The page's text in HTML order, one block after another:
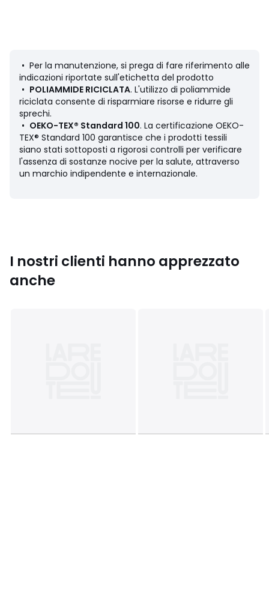
• 92% poliammide, 8% elastan
• Poliammide riciclato almeno al 50%
Scheda prodotto relativa alle qualità e caratteristiche
ambientali
• Origine della produzione (tessitura, tintura, sartoria): Cina
• Rilascia le microfibre di plastica nell'ambiente durante il
• Per la manutenzione, si prega di fare riferimento alle
indicazioni riportate sull'etichetta del prodotto
• POLIAMMIDE RICICLATA. L'utilizzo di poliammide
riciclata consente di risparmiare risorse e ridurre gli
sprechi.
• OEKO-TEX® Standard 100. La certificazione OEKO-
TEX® Standard 100 garantisce che i prodotti tessili
siano stati sottoposti a rigorosi controlli per verificare
l'assenza di sostanze nocive per la salute, attraverso
un marchio indipendente e internazionale.
I nostri clienti hanno apprezzato
anche